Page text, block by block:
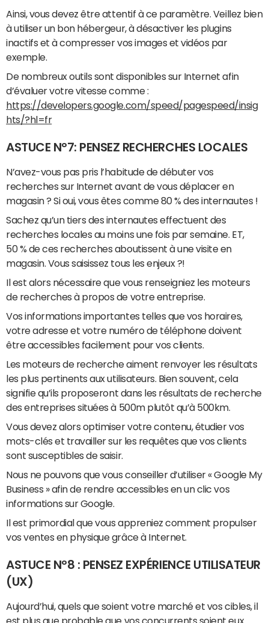
Ainsi, vous devez être attentif à ce paramètre. Veillez bien
à utiliser un bon hébergeur, à désactiver les plugins
inactifs et à compresser vos images et vidéos par
exemple.
De nombreux outils sont disponibles sur Internet afin
d’évaluer votre vitesse comme :
https://developers.google.com/speed/pagespeed/insig
hts/?hl=fr
ASTUCE N°7: PENSEZ RECHERCHES LOCALES
N’avez-vous pas pris l’habitude de débuter vos
recherches sur Internet avant de vous déplacer en
magasin ? Si oui, vous êtes comme 80 % des internautes !
Sachez qu’un tiers des internautes effectuent des
recherches locales au moins une fois par semaine. ET,
50 % de ces recherches aboutissent à une visite en
magasin. Vous saisissez tous les enjeux ?!
Il est alors nécessaire que vous renseigniez les moteurs
de recherches à propos de votre entreprise.
Vos informations importantes telles que vos horaires,
votre adresse et votre numéro de téléphone doivent
être accessibles facilement pour vos clients.
Les moteurs de recherche aiment renvoyer les résultats
les plus pertinents aux utilisateurs. Bien souvent, cela
signifie qu’ils proposeront dans les résultats de recherche
des entreprises situées à 500m plutôt qu’à 500km.
Vous devez alors optimiser votre contenu, étudier vos
mots-clés et travailler sur les requêtes que vos clients
sont susceptibles de saisir.
Nous ne pouvons que vous conseiller d’utiliser « Google My
Business » afin de rendre accessibles en un clic vos
informations sur Google.
Il est primordial que vous appreniez comment propulser
vos ventes en physique grâce à Internet.
ASTUCE N°8 : PENSEZ EXPÉRIENCE UTILISATEUR
(UX)
Aujourd’hui, quels que soient votre marché et vos cibles, il
est plus que probable que vos concurrents soient eux